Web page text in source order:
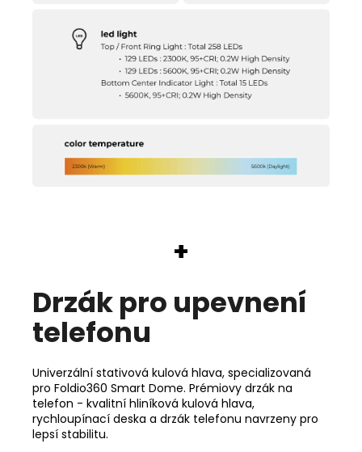
+
Drzák pro upevnení
telefonu
Univerzální stativová kulová hlava, specializovaná
pro Foldio360 Smart Dome. Prémiovy drzák na
telefon - kvalitní hliníková kulová hlava,
rychloupínací deska a drzák telefonu navrzeny pro
lepsí stabilitu.